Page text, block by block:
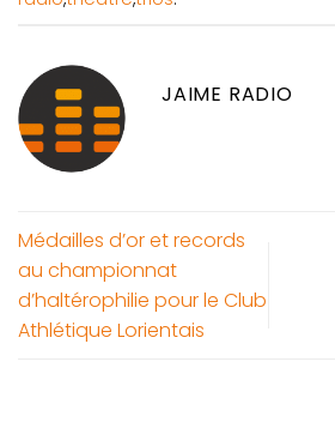
JAIME RADIO
Médailles d’or et records
au championnat
d’haltérophilie pour le Club
Athlétique Lorientais